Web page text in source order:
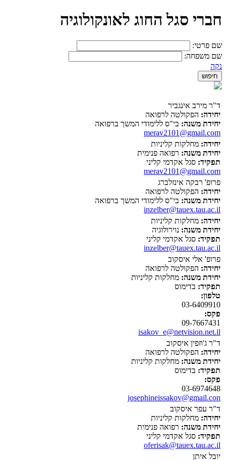
חברי סגל החוג לאונקולוגיה
שם פרטי:
שם משפחה:
נקה
ד"ר מירב אינגביר
יחידה: הפקולטה לרפואה
יחידת משנה: בי"ס ללימודי המשך ברפואה
merav2101@gmail.com
יחידה: מחלקות קליניות
יחידת משנה: רפואה פנימית
תפקיד: סגל אקדמי קליני
merav2101@gmail.com
פרופ' רבקה אינזלברג
יחידה: הפקולטה לרפואה
יחידת משנה: בי"ס ללימודי המשך ברפואה
inzelber@tauex.tau.ac.il
יחידה: מחלקות קליניות
יחידת משנה: נוירולוגיה
תפקיד: סגל אקדמי קליני
inzelber@tauex.tau.ac.il
פרופ' אלי איסקוב
יחידה: הפקולטה לרפואה
יחידת משנה: מחלקות קליניות
תפקיד: בדימוס
טלפון:
03-6409910
פקס:
09-7667431
isakov_e@netvision.net.il
ד"ר ג'וזפין איסקוב
יחידה: הפקולטה לרפואה
יחידת משנה: מחלקות קליניות
תפקיד: בדימוס
פקס:
03-6974648
josephineissakov@gmail.con
ד"ר עפר איסקוב
יחידה: מחלקות קליניות
יחידת משנה: רפואה פנימית
תפקיד: סגל אקדמי קליני
oferisak@tauex.tau.ac.il
יובל איתן